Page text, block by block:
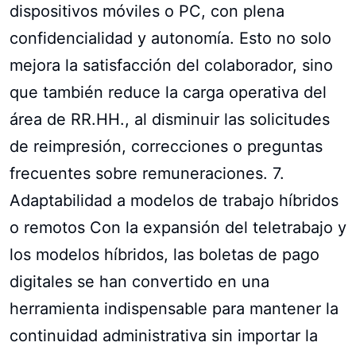
dispositivos móviles o PC, con plena
confidencialidad y autonomía. Esto no solo
mejora la satisfacción del colaborador, sino
que también reduce la carga operativa del
área de RR.HH., al disminuir las solicitudes
de reimpresión, correcciones o preguntas
frecuentes sobre remuneraciones. 7.
Adaptabilidad a modelos de trabajo híbridos
o remotos Con la expansión del teletrabajo y
los modelos híbridos, las boletas de pago
digitales se han convertido en una
herramienta indispensable para mantener la
continuidad administrativa sin importar la